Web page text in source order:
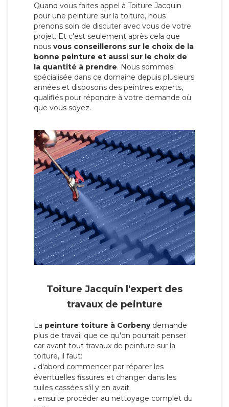
Quand vous faites appel à Toiture Jacquin
pour une peinture sur la toiture, nous
prenons soin de discuter avec vous de votre
projet. Et c'est seulement après cela que
nous vous conseillerons sur le choix de la
bonne peinture et aussi sur le choix de
la quantité à prendre. Nous sommes
spécialisée dans ce domaine depuis plusieurs
années et disposons des peintres experts,
qualifiés pour répondre à votre demande où
que vous soyez.
Toiture Jacquin l'expert des
travaux de peinture
La peinture toiture à Corbenydemande
plus de travail que ce qu'on pourrait penser
car avant tout travaux de peinture sur la
toiture, il faut:
. d'abord commencer par réparer les
éventuelles fissures et changer dans les
tuiles cassées s'il y en avait
. ensuite procéder au nettoyage complet du